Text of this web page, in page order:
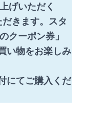
げいただく
きます。 スタ
クーポン券」
い物をお楽しみ
にてご購入くだ